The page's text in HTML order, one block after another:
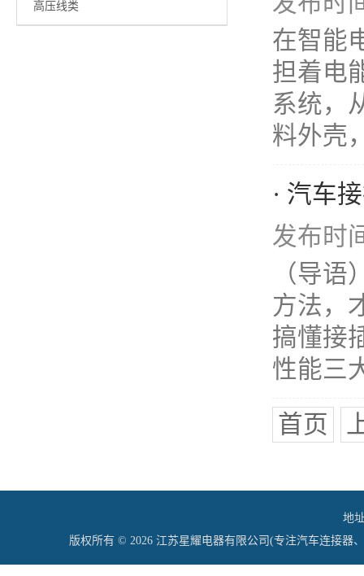
高压线类
在智能
担着电
系统，
料外壳
· 汽车
发布时
（导
方法，
搞懂接
性能三
首页
地
版权所有 © 2026 江苏星耀电器有限公司(专注汽车连接器